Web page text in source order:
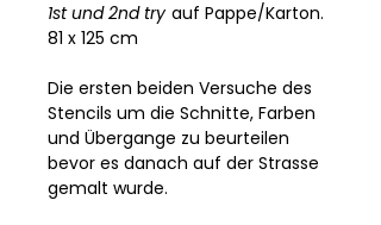
1st und 2nd try auf Pappe/Karton.
81 x 125 cm
Die ersten beiden Versuche des
Stencils um die Schnitte, Farben
und Übergange zu beurteilen
bevor es danach auf der Strasse
gemalt wurde.